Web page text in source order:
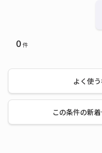
0件
よく使
この条件の新